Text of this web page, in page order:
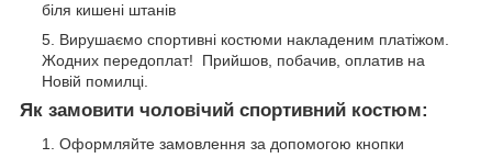
біля кишені штанів
Вирушаємо спортивні костюми накладеним платіжом.
Жодних передоплат! Прийшов, побачив, оплатив на
Новій помилці.
Як замовити чоловічий спортивний костюм:
Оформляйте замовлення за допомогою кнопки